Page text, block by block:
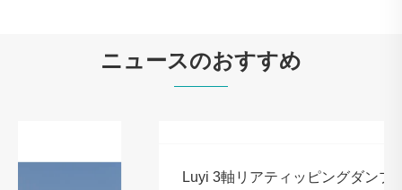
もっと見る >>